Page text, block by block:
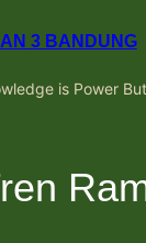
3 BANDUNG
is Power